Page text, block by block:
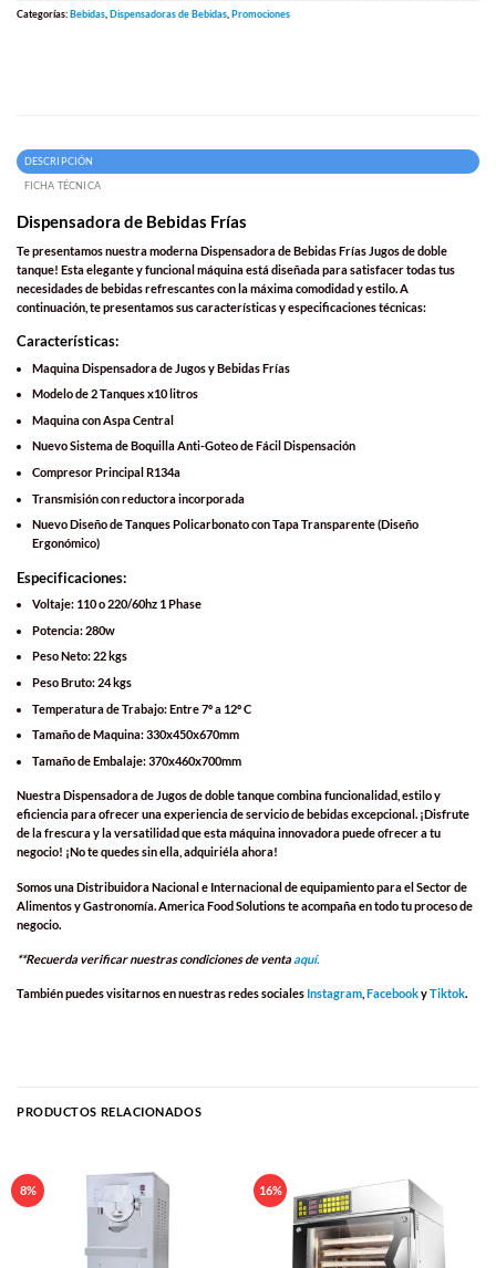
Categorías:Bebidas Dispensadoras de Bebidas Promociones
DESCRIPCIÓN
FICHA TÉCNICA
Dispensadora de Bebidas Frías
Te presentamos nuestra modernaDispensadora de Bebidas Frías Jugosde doble
tanque! Esta elegante y funcional máquina está diseñada para satisfacer todas tus
necesidades de bebidas refrescantes con la máxima comodidad y estilo. A
continuación, te presentamos sus características y especificaciones técnicas:
Características:
Maquina Dispensadora de Jugos y Bebidas Frías
Modelo de 2 Tanques x10 litros
Maquina con Aspa Central
Nuevo Sistema de Boquilla Anti-Goteo de Fácil Dispensación
Compresor Principal R134a
Transmisión con reductora incorporada
Nuevo Diseño de Tanques Policarbonato con Tapa Transparente (Diseño
Ergonómico)
Especificaciones:
Voltaje: 110 o 220/60hz 1 Phase
Potencia: 280w
Peso Neto: 22 kgs
Peso Bruto: 24 kgs
Temperatura de Trabajo: Entre 7º a 12º C
Tamaño de Maquina: 330x450x670mm
Tamaño de Embalaje: 370x460x700mm
NuestraDispensadora de Jugosde doble tanque combina funcionalidad, estilo y
eficiencia para ofrecer una experiencia de servicio de bebidas excepcional. ¡Disfrute
de la frescura y la versatilidad que esta máquina innovadora puede ofrecer a tu
negocio! ¡No te quedes sin ella, adquiriéla ahora!
Somos unaDistribuidora Nacional e Internacionalde equipamiento para elSector de
Alimentos y Gastronomía America Food Solutionste acompaña en todo tu proceso de
negocio.
**Recuerda verificar nuestras condiciones de ventaaquí.
También puedes visitarnos en nuestras redes sociales Instagram FacebookyTiktok.
PRODUCTOS RELACIONADOS
8% 16%